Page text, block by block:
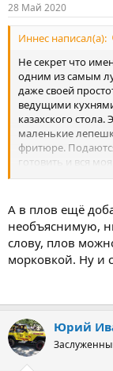
28 Май 2020
Иннес написал(а):
Не секрет что
одним из самым
даже своей
ведущими
казахского
маленькие
фритюре.
готовить и вся
Вторая сладость,
многих регионах
видела. Кусочки
обжариваются во
Ну и конечно
Необычное
Обязательно
А в плов ещё
необъяснимую,
слову, плов
морковкой. Ну и
Юрий